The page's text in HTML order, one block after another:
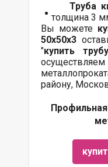
Труба
толщина 3
Вы можете
50х50х3
"купить трубу
району,
Профильная